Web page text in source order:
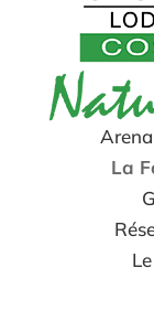
La